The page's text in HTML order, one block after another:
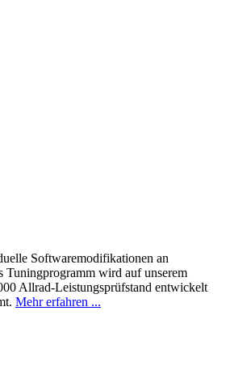
Softwaremodifikationen an
Tuningprogramm wird auf unserem
Allrad-Leistungsprüfstand entwickelt
Mehr erfahren ...